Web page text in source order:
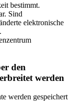
bestimmt.
Sind
elektronische
den
werden
werden gespeichert